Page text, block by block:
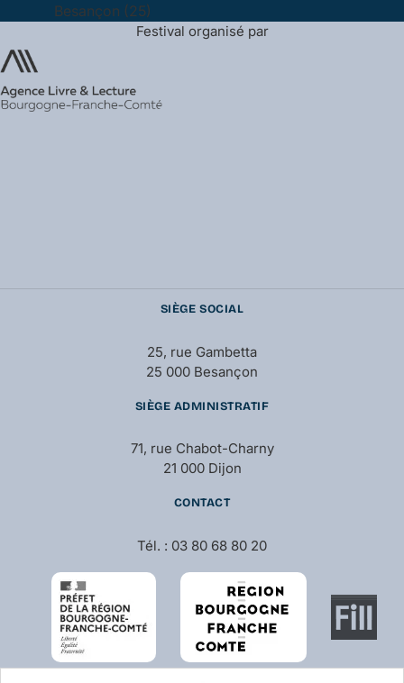
Besançon (25)
Festival organisé par
SIÈGE SOCIAL
25, rue Gambetta
25 000 Besançon
SIÈGE ADMINISTRATIF
71, rue Chabot-Charny
21 000 Dijon
CONTACT
Tél. : 03 80 68 80 20